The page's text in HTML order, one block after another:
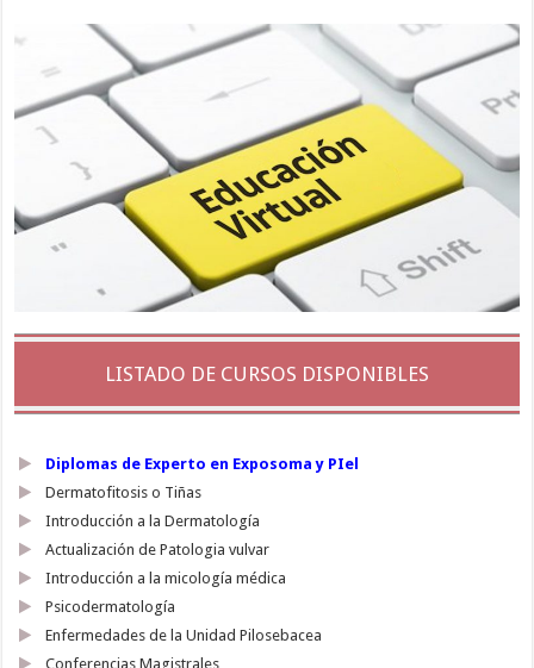
LISTADO DE CURSOS DISPONIBLES
Diplomas de Experto en Exposoma y PIel
Dermatofitosis o Tiñas
Introducción a la Dermatología
Actualización de Patologia vulvar
Introducción a la micología médica
Psicodermatología
Enfermedades de la Unidad Pilosebacea
Conferencias Magistrales